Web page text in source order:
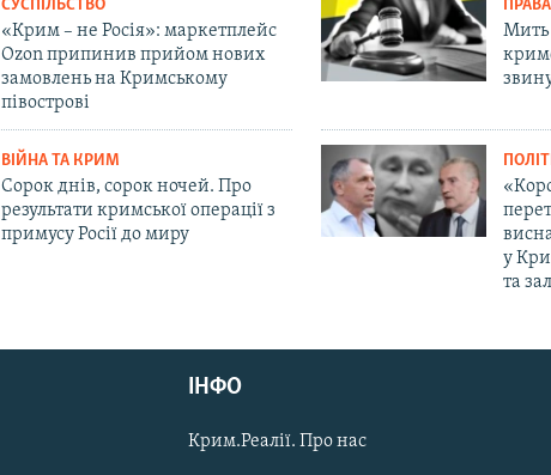
СУСПІЛЬСТВО
«Крим – не Росія»: маркетплейс
Ozon припинив прийом нових
замовлень на Кримському
півострові
Мить
ВІЙНА ТА КРИМ
Сорок днів, сорок ночей. Про
результати кримської операції з
примусу Росії до миру
у
та
ІНФО
Крим.Реалії. Про нас